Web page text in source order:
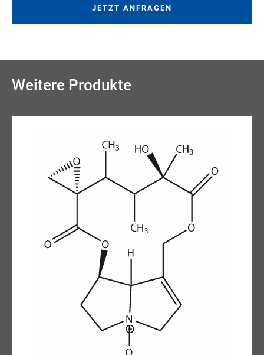
JETZT ANFRAGEN
Weitere Produkte